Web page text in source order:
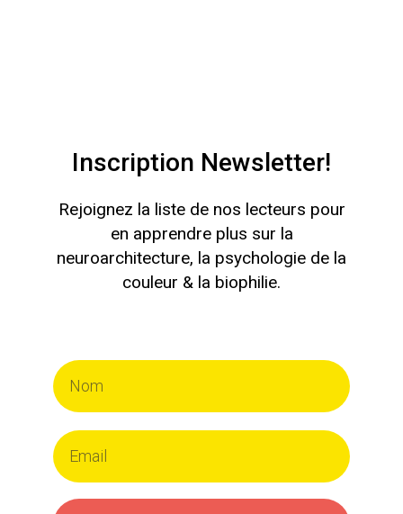
Inscription Newsletter!
Rejoignez la liste de nos lecteurs pour
en apprendre plus sur la
neuroarchitecture, la psychologie de la
couleur & la biophilie.